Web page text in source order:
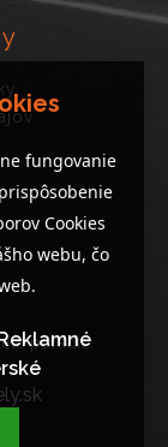
poradiť..
fungovanie
Cookies
webu, čo